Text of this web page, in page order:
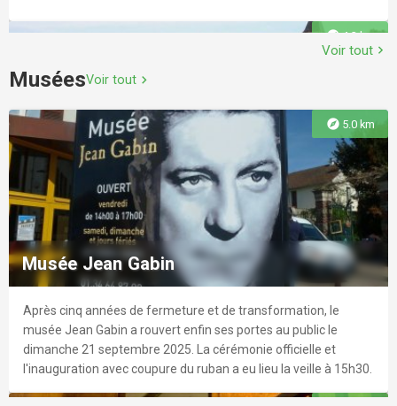
Situé en lisière de forêt dans la commune de Mériel, le centre
équestre de Mériel vous accueille pour pratiquer l’équitation de
votre choix dans une ambiance familiale !
explore4.6 km
Centre de Sports et de Loisirs
explore4.2 km
Parc du Château de Méry-sur-Oise
Le Château de Méry-sur-Oise est situé sur la rive gauche de
l'Oise, en centre-ville.
explore
Voir tout chevron_right
MuséesVoir tout chevron_right
explore 5.0 km
Musée Jean Gabin
Après cinq années de fermeture et de transformation, le
musée Jean Gabin a rouvert enfin ses portes au public le
dimanche 21 septembre 2025. La cérémonie officielle et
l'inauguration avec coupure du ruban a eu lieu la veille à 15h30.